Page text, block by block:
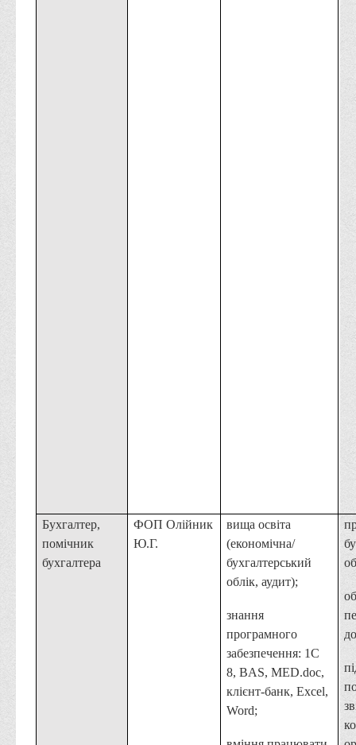
Бухгалтер,
помічник
бухгалтера
ФОП Олійник
Ю.Г.
вища освіта
(економічна/
бухгалтерський
облік, аудит);
знання
програмного
забезпечення: 1С
8, BAS, MED.doc,
клієнт-банк, Excel,
Word;